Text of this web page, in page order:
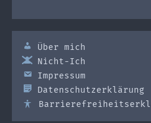
Über mich
Nicht-Ich
Impressum
Datenschutzerklärung